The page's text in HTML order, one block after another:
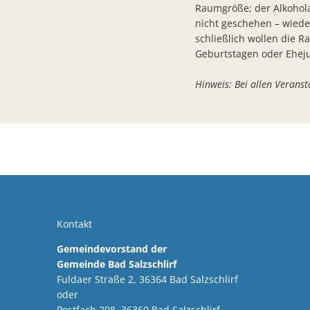
Raumgröße; der
nicht geschehen –
schließlich wollen die
Geburtstagen oder
Hinweis: Bei allen
Kontakt
Gemeindevorstand der
Gemeinde Bad Salzschlirf
Fuldaer Straße 2, 36364 Bad Salzschlirf
oder